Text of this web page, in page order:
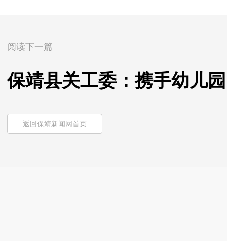
阅读下一篇
保靖县关工委：携手幼儿
返回保靖新闻网首页